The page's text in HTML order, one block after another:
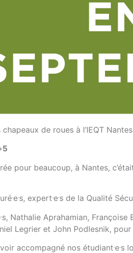
de roues à l’IEQT
pour beaucoup, à Nantes,
.e.s, expert.e.s de la Qualité
.s, Nathalie Aprahamian, Françoise
Legrier et John Podlesnik,
accompagné nos étudiant.e.s